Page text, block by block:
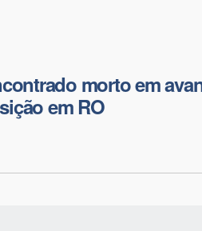
morto em
em RO